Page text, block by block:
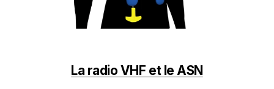
La radio VHF et le ASN